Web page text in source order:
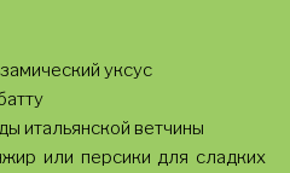
уксус
итальянской ветчины
или персики для сладких